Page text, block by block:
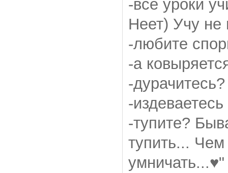
-все уроки
Неет) Учу не
-любите
-а
-
-
-тупите?
тупить...
умничать...♥"